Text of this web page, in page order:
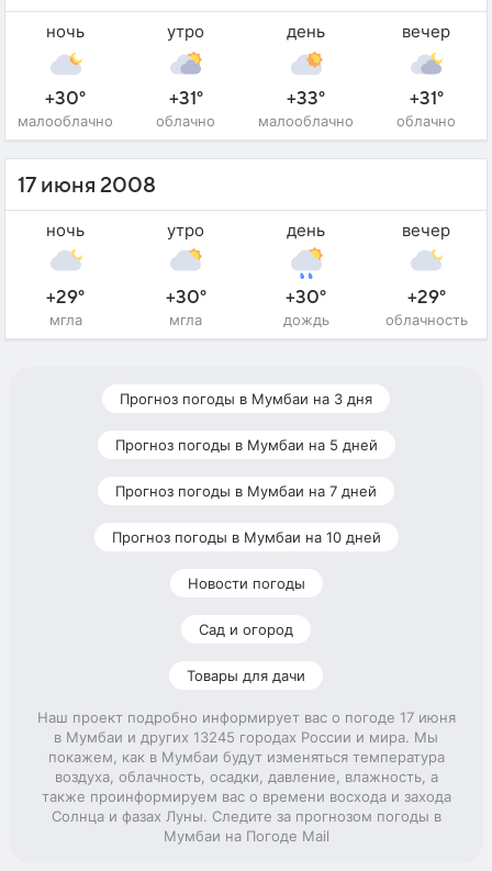
ночь
+30°
малооблачно
утро
+31°
облачно
день
+33°
малооблачно
вечер
+31°
облачно
17 июня 2008
ночь
+29°
мгла
утро
+30°
мгла
день
+30°
дождь
вечер
+29°
облачность
Прогноз погоды в Мумбаи на 3 дня
Прогноз погоды в Мумбаи на 5 дней
Прогноз погоды в Мумбаи на 7 дней
Прогноз погоды в Мумбаи на 10 дней
Новости погоды
Сад и огород
Товары для дачи
Наш проект подробно информирует вас о погоде 17 июня
в Мумбаи и других 13245 городах России и мира. Мы
покажем, как в Мумбаи будут изменяться температура
воздуха, облачность, осадки, давление, влажность, а
также проинформируем вас о времени восхода и захода
Солнца и фазах Луны. Следите за прогнозом погоды в
Мумбаи на Погоде Mail